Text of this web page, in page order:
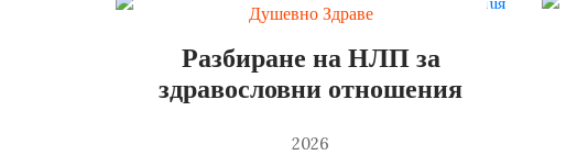
Душевно Здраве
Разбиране на НЛП за
здравословни отношения
2026